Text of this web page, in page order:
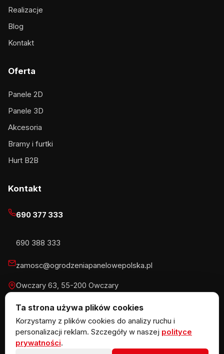
Ta strona używa plików cookies
Korzystamy z plików cookies do analizy ruchu i
personalizacji reklam. Szczegóły w naszej polityce
prywatności.
Realizacje
Blog
Kontakt
Oferta
Panele 2D
Panele 3D
Akcesoria
Bramy i furtki
Hurt B2B
Kontakt
690 377 333
690 388 333
zamosc@ogrodzeniapanelowepolska.pl
Owczary 63, 55-200 Owczary
Pn-Pt 8-16, Sb 8-13:30
© 2026 KOW MET Marlena Kowalska · NIP 5291746970 ·